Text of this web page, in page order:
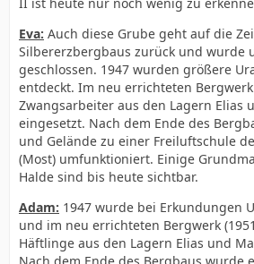
Eva: Auch diese Grube geht auf die
Silbererzbergbaus zurück und wurde
geschlossen. 1947 wurden größere
entdeckt. Im neu errichteten
Zwangsarbeiter aus den Lagern Elias
eingesetzt. Nach dem Ende des
und Gelände zu einer Freiluftschule
(Most) umfunktioniert. Einige
Halde sind bis heute sichtbar.
Adam: 1947 wurde bei Erkundungen
und im neu errichteten Bergwerk
Häftlinge aus den Lagern Elias und